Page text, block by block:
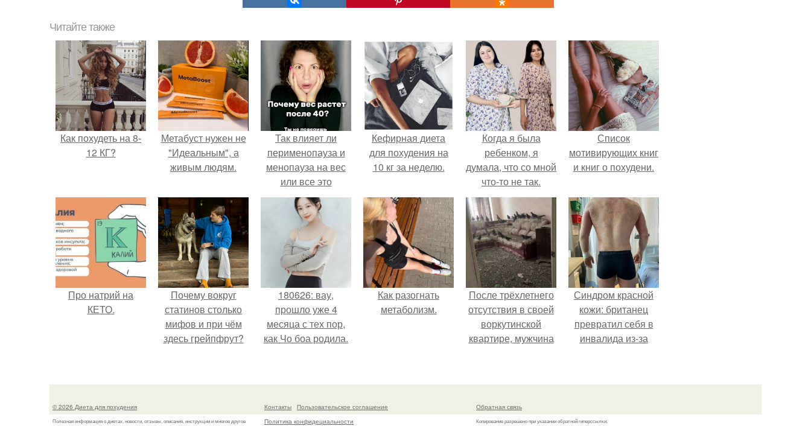
Читайте также
Как похудеть на 8-
12 КГ?
Метабуст нужен не
"Идеальным", а
живым людям.
Так влияет ли
перименопауза и
менопауза на вес
или все это
ерунда?
Кефирная диета
для похудения на
10 кг за неделю.
Когда я была
ребенком, я
думала, что со мной
что-то не так.
Список
мотивирующих книг
и книг о похудени.
Про натрий на
КЕТО.
Почему вокруг
статинов столько
мифов и при чём
здесь грейпфрут?
180626: вау,
прошло уже 4
месяца с тех пор,
как Чо боа родила.
Как разогнать
метаболизм.
После трёхлетнего
отсутствия в своей
воркутинской
квартире, мужчина
жилище стало
стаи голубей.
Синдром красной
кожи: британец
превратил себя в
инвалида из-за
мази.
© 2026 Диета для похудения
Полезная информация о диетах, новости, отзывы, описания, инструкции и многое другое
Контакты
Пользовательское соглашение
Политика конфидециальности
Обратная связь
Копирование разрешено при указании обратной гиперссылки.